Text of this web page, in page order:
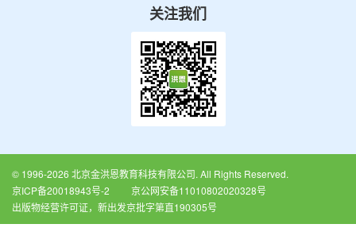
关注我们
© 1996-2026 北京金洪恩教育科技有限公司. All Rights Reserved.
京ICP备20018943号-2
京公网安备11010802020328号
出版物经营许可证，新出发京批字第直190305号